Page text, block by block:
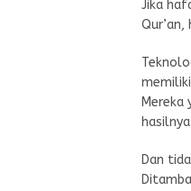
Jika
Qur’an,
Mereka
Dan